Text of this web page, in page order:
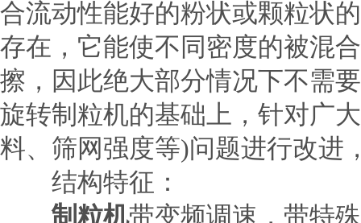
合流动性能好的粉状或颗粒状
存在，它能使不同密度的被混
擦，因此绝大部分情况下不需
旋转制粒机的基础上，针对广
料、筛网强度等)问题进行改进
结构特征：
制粒机带变频调速，带特